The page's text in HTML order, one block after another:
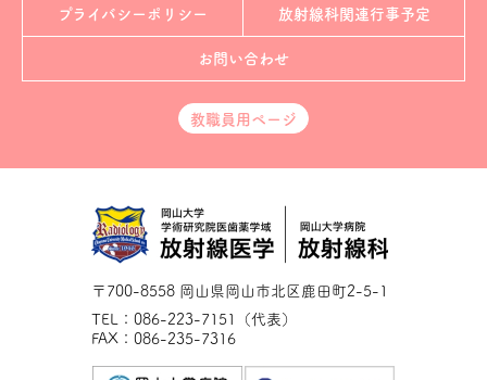
〒700-8558 岡山県岡山市北区鹿田町2-5-1
TEL：086-223-7151（代表）
FAX：086-235-7316
プライバシーポリシー 放射線科関連行事予定
お問い合わせ
教職員用ページ